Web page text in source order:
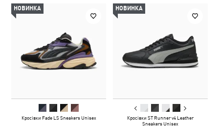
НОВИНКА
Кросівки Fade LS Sneakers Unisex
НОВИНКА
Кросівки ST Runner v4 Leather
Sneakers Unisex